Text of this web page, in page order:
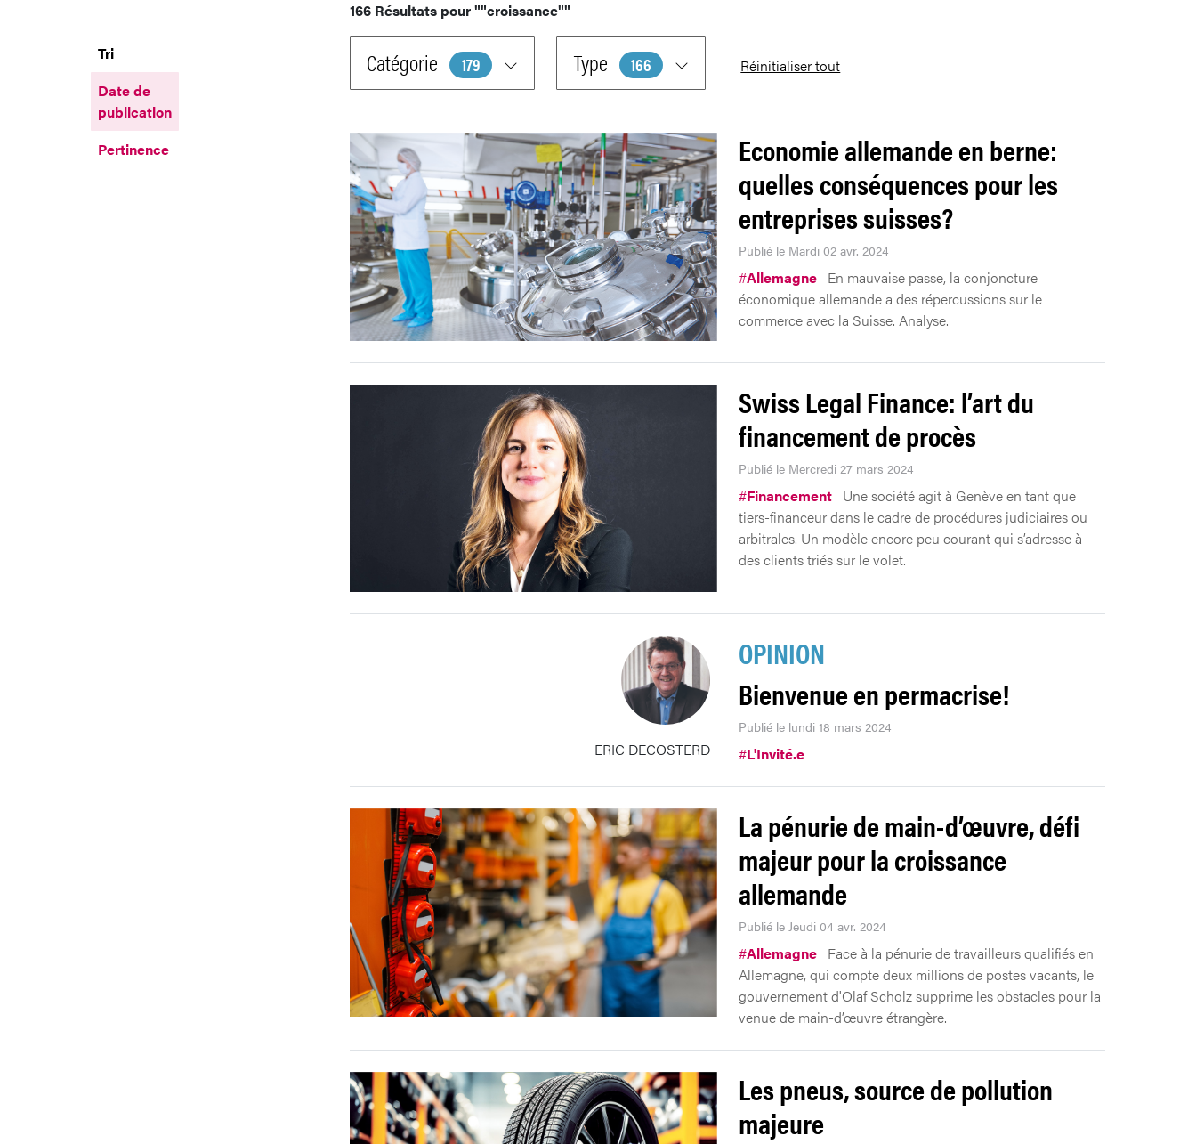
166 Résultats pour""croissance""
Tri
Date de
publication
Pertinence
Catégorie 179 Type 166 Réinitialiser tout
Economie allemande en berne:
quelles conséquences pour les
entreprises suisses?
Publié le Mardi 02 avr. 2024
#Allemagne En mauvaise passe, la conjoncture
économique allemande a des répercussions sur le
commerce avec la Suisse. Analyse.
Swiss Legal Finance: l’art du
financement de procès
Publié le Mercredi 27 mars 2024
#Financement Une société agit à Genève en tant que
tiers-financeur dans le cadre de procédures judiciaires ou
arbitrales. Un modèle encore peu courant qui s’adresse à
des clients triés sur le volet.
ERIC DECOSTERD
OPINION
Bienvenue en permacrise!
Publié le lundi 18 mars 2024
#L'Invité.e
La pénurie de main-d’œuvre, défi
majeur pour la croissance
allemande
Publié le Jeudi 04 avr. 2024
#Allemagne Face à la pénurie de travailleurs qualifiés en
Allemagne, qui compte deux millions de postes vacants, le
gouvernement d'Olaf Scholz supprime les obstacles pour la
venue de main-d’œuvre étrangère.
Les pneus, source de pollution
majeure